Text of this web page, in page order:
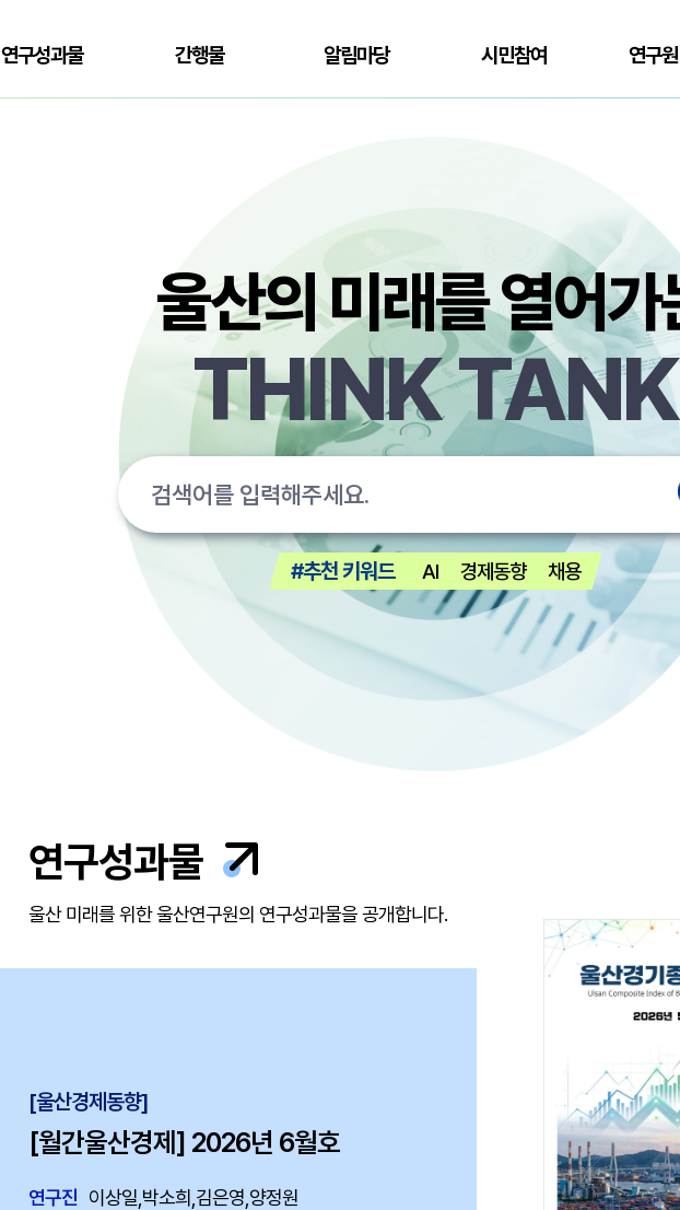
연구성과물 간행물 알림마당 시민참여 연구
울산의 미래를 열어가
THINK TANK
#추천 키워드 AI 경제동향 채용
연구성과물
울산 미래를 위한 울산연구원의 연구성과물을 공개합니다.
[울산경제동향]
[월간울산경제] 2026년 6월호
연구진 이상일,박소희,김은영,양정원